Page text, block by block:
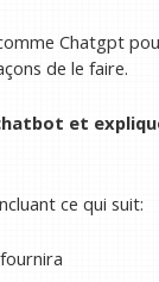
Chatgpt
de le faire.
et
ce qui suit: